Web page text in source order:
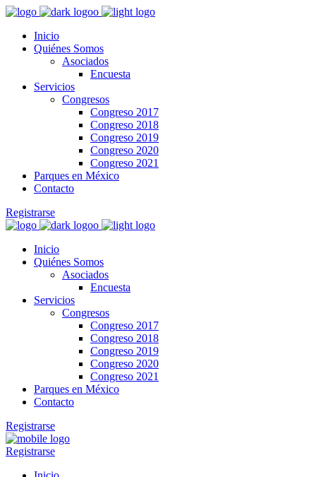
Inicio
Quiénes Somos
Asociados
Encuesta
Servicios
Congresos
Congreso 2017
Congreso 2018
Congreso 2019
Congreso 2020
Congreso 2021
Parques en México
Contacto
Registrarse
Inicio
Quiénes Somos
Asociados
Encuesta
Servicios
Congresos
Congreso 2017
Congreso 2018
Congreso 2019
Congreso 2020
Congreso 2021
Parques en México
Contacto
Registrarse
Registrarse